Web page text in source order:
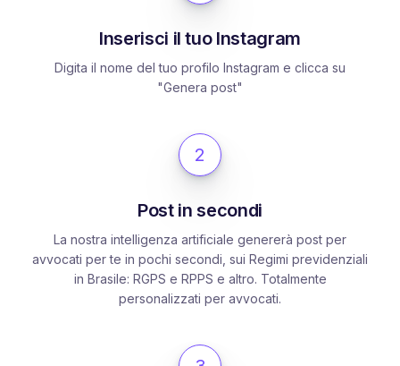
Inserisci il tuo Instagram
Digita il nome del tuo profilo Instagram e clicca su
"Genera post"
2
Post in secondi
La nostra intelligenza artificiale genererà post per
avvocati per te in pochi secondi, sui Regimi previdenziali
in Brasile: RGPS e RPPS e altro. Totalmente
personalizzati per avvocati.